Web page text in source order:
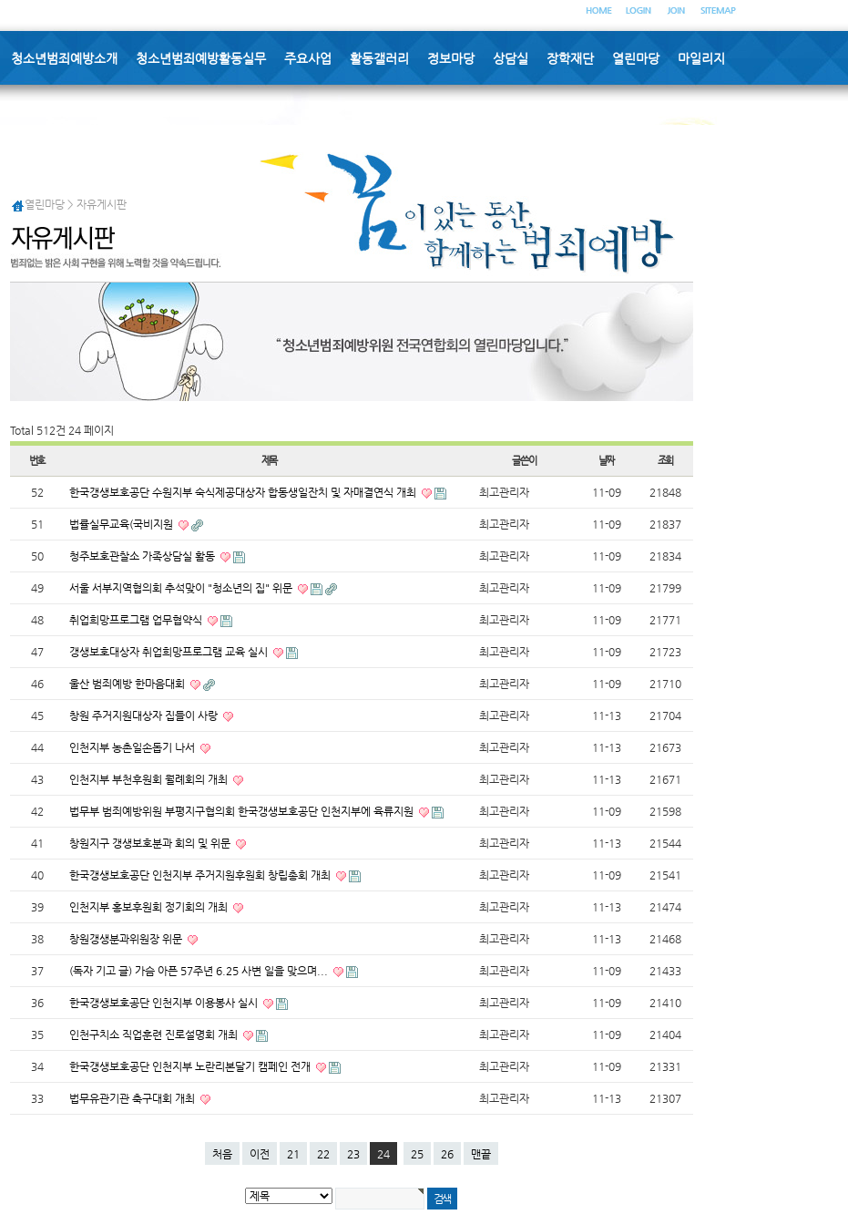
청소년범죄예방소개 청소년범죄예방활동실무 주요사업 활동갤러리 정보마당 상담실 장학재단 열린마당 마일리지
열린마당 > 자유게시판
Total 512건 24 페이지
번호 제목 글쓴이 날짜 조회
52 한국갱생보호공단 수원지부 숙식제공대상자 합동생일잔치 및 자매결연식 개최 최고관리자 11-09 21848
51 법률실무교육(국비지원 최고관리자 11-09 21837
50 청주보호관찰소 가족상담실 활동 최고관리자 11-09 21834
49 서울 서부지역협의회 추석맞이 "청소년의 집" 위문 최고관리자 11-09 21799
48 취업희망프로그램 업무협약식 최고관리자 11-09 21771
47 갱생보호대상자 취업희망프로그램 교육 실시 최고관리자 11-09 21723
46 울산 범죄예방 한마음대회 최고관리자 11-09 21710
45 창원 주거지원대상자 집들이 사랑 최고관리자 11-13 21704
44 인천지부 농촌일손돕기 나서 최고관리자 11-13 21673
43 인천지부 부천후원회 월례회의 개최 최고관리자 11-13 21671
42 법무부 범죄예방위원 부평지구협의회 한국갱생보호공단 인천지부에 육류지원 최고관리자 11-09 21598
41 창원지구 갱생보호분과 회의 및 위문 최고관리자 11-13 21544
40 한국갱생보호공단 인천지부 주거지원후원회 창립총회 개최 최고관리자 11-09 21541
39 인천지부 홍보후원회 정기회의 개최 최고관리자 11-13 21474
38 창원갱생분과위원장 위문 최고관리자 11-13 21468
37 (독자 기고 글) 가슴 아픈 57주년 6.25 사변 일을 맞으며... 최고관리자 11-09 21433
36 한국갱생보호공단 인천지부 이용봉사 실시 최고관리자 11-09 21410
35 인천구치소 직업훈련 진로설명회 개최 최고관리자 11-09 21404
34 한국갱생보호공단 인천지부 노란리본달기 캠페인 전개 최고관리자 11-09 21331
33 법무유관기관 축구대회 개최 최고관리자 11-13 21307
처음 이전 21 22 23 24 25 26 맨끝